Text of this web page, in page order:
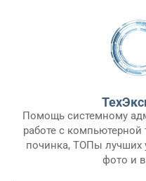
Помощь системному
работе с компьютерной
починка, ТОПы лучших
фото и